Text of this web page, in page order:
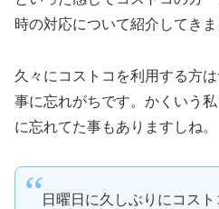
時の対応について紹介してきま
久々にコストコを利用する方
事に忘れがちです。かくいう
に忘れてた事もありますしね。
日曜日に久しぶりにコスト